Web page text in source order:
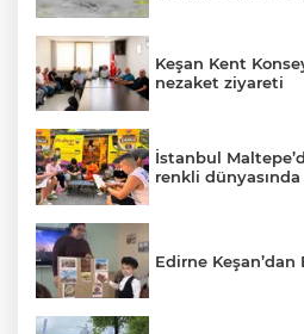
Keşan Kent
nezaket ziyareti
İstanbul
renkli dünyasında
Edirne